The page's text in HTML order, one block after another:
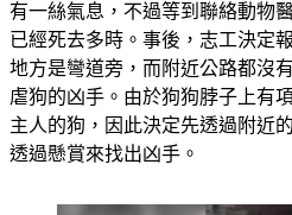
有一絲氣息，不過等到聯絡動物
已經死去多時。事後，志工決定
地方是彎道旁，而附近公路都沒
虐狗的凶手。由於狗狗脖子上有
主人的狗，因此決定先透過附近
透過懸賞來找出凶手。